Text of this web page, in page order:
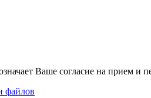
Ваше согласие на прием и
файлов